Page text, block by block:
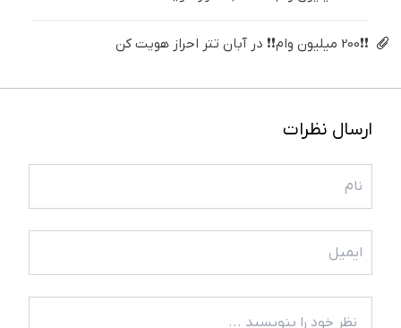
❗❗200 میلیون وام❗❗ در آبان تتر احراز هویت کن
ارسال نظرات